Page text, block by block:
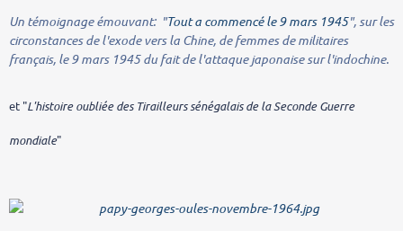
Un témoignage émouvant: "Tout a commencé le 9 mars 1945", sur les
circonstances de l'exode vers la Chine, de femmes de militaires
français, le 9 mars 1945 du fait de l'attaque japonaise sur l'indochine.
et "L'histoire oubliée des Tirailleurs sénégalais de la Seconde Guerre
mondiale"